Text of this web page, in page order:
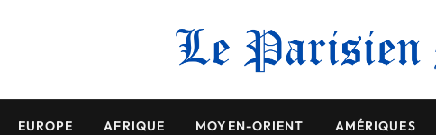
EUROPE AFRIQUE MOYEN-ORIENT AMÉRIQUES